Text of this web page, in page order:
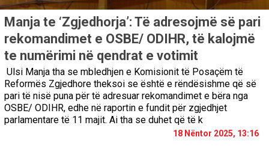
Manja te ‘Zgjedhorja’: Të adresojmë së pari
rekomandimet e OSBE/ ODIHR, të kalojmë
te numërimi në qendrat e votimit
Ulsi Manja tha se mbledhjen e Komisionit të Posaçëm të
Reformës Zgjedhore theksoi se është e rëndësishme që së
pari të nisë puna për të adresuar rekomandimet e bëra nga
OSBE/ ODIHR, edhe në raportin e fundit për zgjedhjet
parlamentare të 11 majit. Ai tha se duhet që të k
18 Nëntor 2025, 13:16